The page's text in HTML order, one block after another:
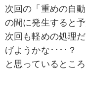
次回の「重めの自
の間に発生すると予
次回も軽めの処理
げようかな････？
と思っているところ